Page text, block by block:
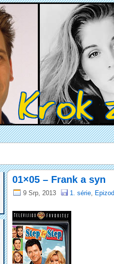
01×05 – Frank a syn
9 Srp, 2013 1. série,